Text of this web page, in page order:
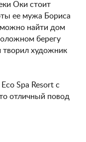
Оки стоит
ее мужа Бориса
найти дом
берегу
творил художник
Spa Resort c
отличный повод